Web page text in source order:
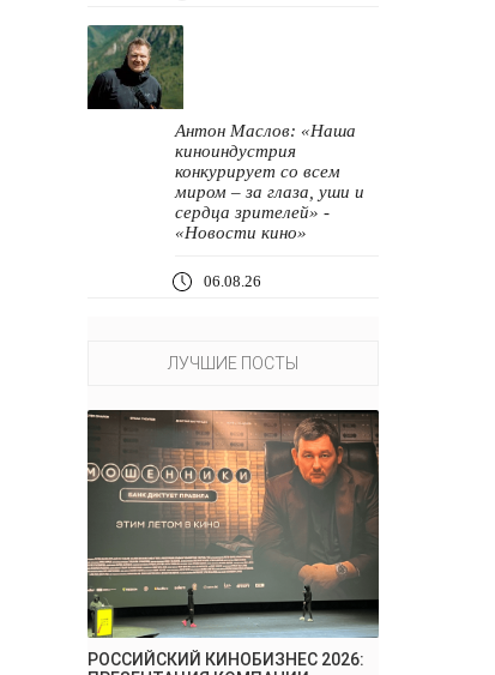
Антон Маслов: «Наша
киноиндустрия
конкурирует со всем
миром – за глаза, уши и
сердца зрителей» -
«Новости кино»
06.08.26
ЛУЧШИЕ ПОСТЫ
РОССИЙСКИЙ КИНОБИЗНЕС 2026: